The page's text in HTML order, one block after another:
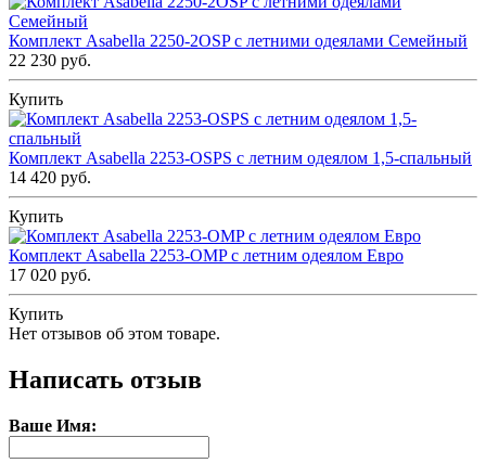
Комплект Asabella 2250-2OSP с летними одеялами Семейный
22 230 руб.
Купить
Комплект Asabella 2253-OSPS с летним одеялом 1,5-спальный
14 420 руб.
Купить
Комплект Asabella 2253-OMP с летним одеялом Евро
17 020 руб.
Купить
Нет отзывов об этом товаре.
Написать отзыв
Ваше Имя: